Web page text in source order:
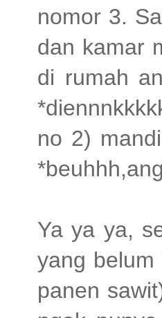
nomor 3.
dan kamar
di rumah
no 2)
Ya ya ya,
yang
panen